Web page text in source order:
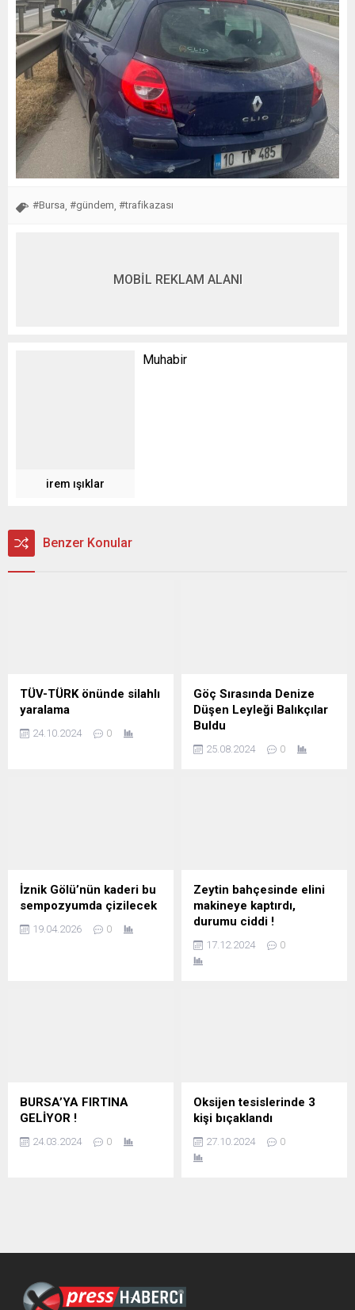
#Bursa, #gündem, #trafikazası
MOBİL REKLAM ALANI
irem ışıklar
Muhabir
Benzer Konular
TÜV-TÜRK önünde silahlı
yaralama
24.10.2024 0
Göç Sırasında Denize
Düşen Leyleği Balıkçılar
Buldu
25.08.2024 0
İznik Gölü’nün kaderi bu
sempozyumda çizilecek
19.04.2026 0
Zeytin bahçesinde elini
makineye kaptırdı,
durumu ciddi !
17.12.2024 0
BURSA’YA FIRTINA
GELİYOR !
24.03.2024 0
Oksijen tesislerinde 3
kişi bıçaklandı
27.10.2024 0